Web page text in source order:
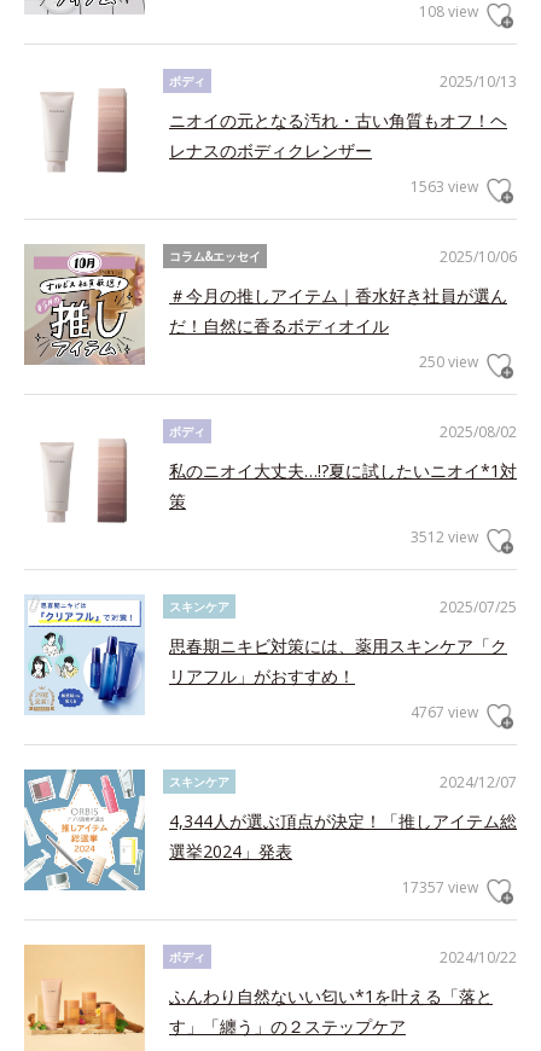
108 view
2025/10/13
ボディ
ニオイの元となる汚れ・古い角質もオフ！ヘ
レナスのボディクレンザー
1563 view
2025/10/06
コラム&エッセイ
＃今月の推しアイテム｜香水好き社員が選ん
だ！自然に香るボディオイル
250 view
2025/08/02
ボディ
私のニオイ大丈夫…!?夏に試したいニオイ*1対
策
3512 view
2025/07/25
スキンケア
思春期ニキビ対策には、薬用スキンケア「ク
リアフル」がおすすめ！
4767 view
2024/12/07
スキンケア
4,344人が選ぶ頂点が決定！「推しアイテム総
選挙2024」発表
17357 view
2024/10/22
ボディ
ふんわり自然ないい匂い*1を叶える「落と
す」「纏う」の２ステップケア